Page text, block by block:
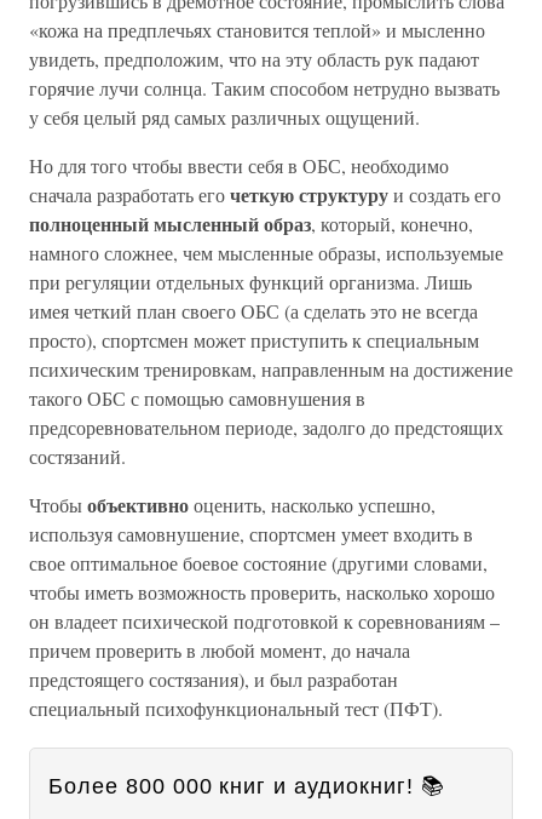
«кожа на предплечьях становится теплой» и мысленно
увидеть, предположим, что на эту область рук падают
горячие лучи солнца. Таким способом нетрудно вызвать
у себя целый ряд самых различных ощущений.
Но для того чтобы ввести себя в ОБС, необходимо
сначала разработать егочеткую структуруи создать его
полноценный мысленный образ, который, конечно,
намного сложнее, чем мысленные образы, используемые
при регуляции отдельных функций организма. Лишь
имея четкий план своего ОБС (а сделать это не всегда
просто), спортсмен может приступить к специальным
психическим тренировкам, направленным на достижение
такого ОБС с помощью самовнушения в
предсоревновательном периоде, задолго до предстоящих
состязаний.
Чтобыобъективнооценить, насколько успешно,
используя самовнушение, спортсмен умеет входить в
свое оптимальное боевое состояние (другими словами,
чтобы иметь возможность проверить, насколько хорошо
он владеет психической подготовкой к соревнованиям –
причем проверить в любой момент, до начала
предстоящего состязания), и был разработан
специальный психофункциональный тест (ПФТ).
Более 800 000 книг и аудиокниг! 📚